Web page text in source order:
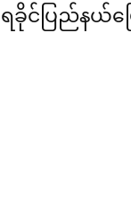
င်ပြည်နယ်မ